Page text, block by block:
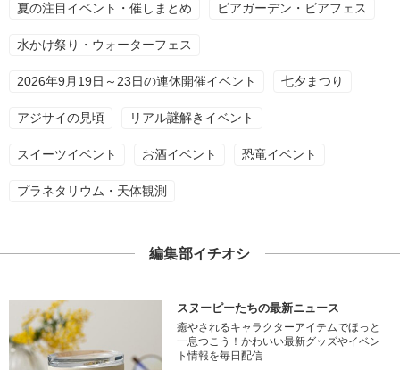
夏の注目イベント・催しまとめ ビアガーデン・ビアフェス
水かけ祭り・ウォーターフェス
2026年9月19日～23日の連休開催イベント 七夕まつり
アジサイの見頃 リアル謎解きイベント
スイーツイベント お酒イベント 恐竜イベント
プラネタリウム・天体観測
編集部イチオシ
スヌーピーたちの最新ニュース
癒やされるキャラクターアイテムでほっと
一息つこう！かわいい最新グッズやイベン
ト情報を毎日配信